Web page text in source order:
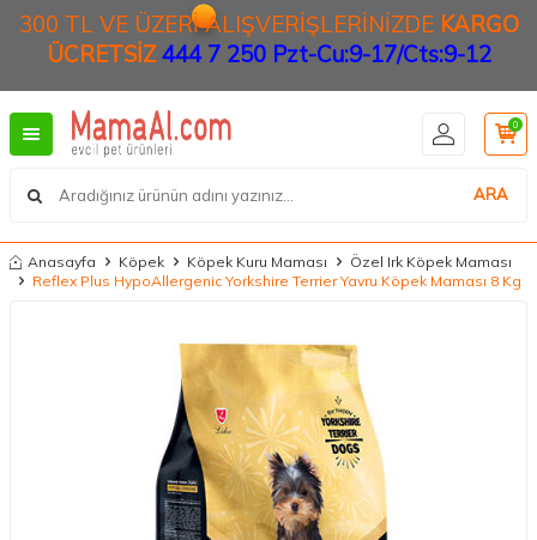
300 TL VE ÜZERİ ALIŞVERİŞLERİNİZDE KARGO
ÜCRETSİZ444 7 250 Pzt-Cu:9-17/Cts:9-12
ARA
0
Anasayfa Köpek Köpek Kuru Maması
Özel Irk Köpek Maması
Reflex Plus HypoAllergenic Yorkshire Terrier Yavru Köpek Maması 8 Kg